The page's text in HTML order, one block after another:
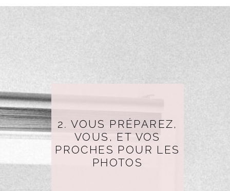
2. VOUS PRÉPAREZ,
VOUS, ET VOS
PROCHES POUR LES
PHOTOS